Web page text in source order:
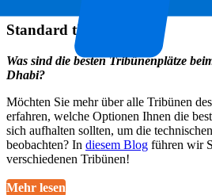
Standard tickets
Was sind die besten Tribünenplätze
Dhabi?
Möchten Sie mehr über alle Tribünen
erfahren, welche Optionen Ihnen die
sich aufhalten sollten, um die
beobachten? In diesem Blog führen wir
verschiedenen Tribünen!
Mehr lesen